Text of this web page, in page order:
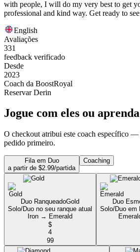
with people, I will do my very best to get
professional and kind way. Get ready to
English
Avaliações
331
feedback verificado
Desde
2023
Coach da BoostRoyal
Reservar Derin
Jogue com eles ou
O checkout atribui este coach específico —
pedido primeiro.
Fila em Duo
a partir de $2.99/partida
Coaching
Duo RanqueadoGold
Solo/Duo no seu ranque atual
Iron → Emerald
$
4
99
Duo
Solo/Duo em